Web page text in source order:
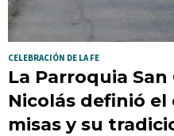
CELEBRACIÓN DE LA FE
La Parroquia
Nicolás definió
misas y su